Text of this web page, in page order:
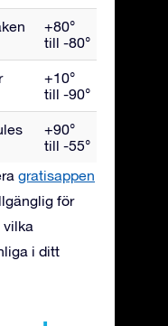
+80°
till -80°
+10°
till -90°
+90°
till -55°
gratisappen
för
vilka
i ditt